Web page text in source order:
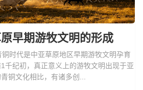
早期游牧文明的形成
时代是中亚草原地区早期游牧文明孕育
千纪初，真正意义上的游牧文明出现于亚
铜文化相比，有诸多创...